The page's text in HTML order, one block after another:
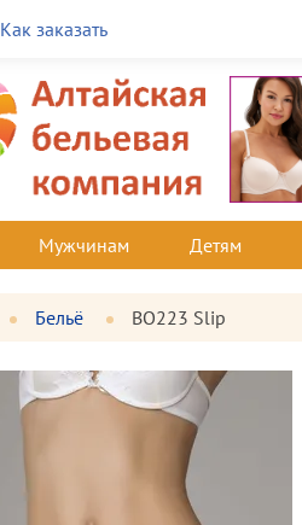
Как заказать
Мужчинам Детям
Бельё BO223 Slip
Фотографии
товара